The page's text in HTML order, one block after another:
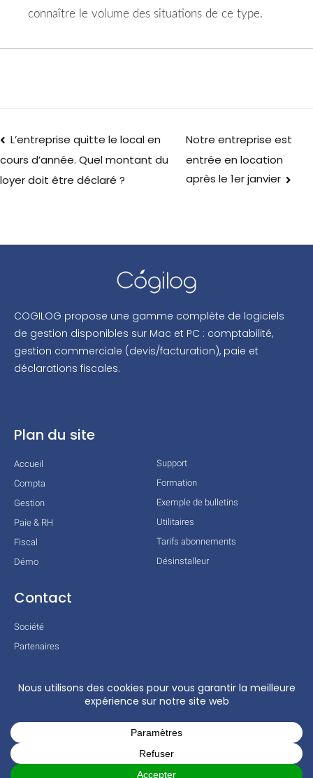
connaître le volume des situations de ce type.
L’entreprise quitte le local en
cours d’année. Quel montant du
loyer doit être déclaré ?
Notre entreprise est
entrée en location
après le 1er janvier
COGILOG propose une gamme complète de logiciels
de gestion disponibles sur Mac et PC : comptabilité,
gestion commerciale (devis/facturation), paie et
déclarations fiscales.
Plan du site
Accueil
Compta
Gestion
Paie & RH
Fiscal
Démo
Support
Formation
Exemple de bulletins
Utilitaires
Tarifs abonnements
Désinstalleur
Contact
Société
Partenaires
Mentions légales
Conditions générales
Actualités
COPYRIGHT © 2026 TOUS DROITS RÉSERVÉS – COGILOG – 3 RUE DES